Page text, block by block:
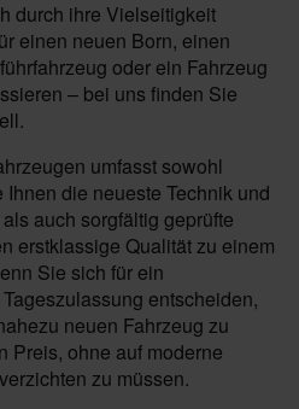
durch ihre Vielseitigkeit
einen neuen Born, einen
oder ein Fahrzeug
– bei uns finden Sie
umfasst sowohl
die neueste Technik und
auch sorgfältig geprüfte
erstklassige Qualität zu einem
Sie sich für ein
entscheiden,
neuen Fahrzeug zu
Preis, ohne auf moderne
zu müssen.